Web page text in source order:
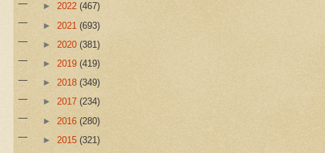
► 2022 (467)
► 2021 (693)
► 2020 (381)
► 2019 (419)
► 2018 (349)
► 2017 (234)
► 2016 (280)
► 2015 (321)